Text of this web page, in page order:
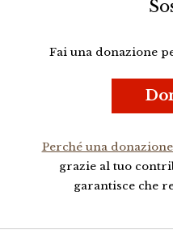
Fai una donazione
Perché una
grazie al tuo
garantisce che